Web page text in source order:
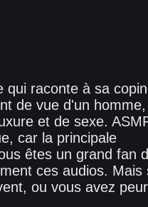
qui raconte à sa
de vue d'un
et de sexe.
car la principale
êtes un grand fan
ces audios. Mais
ou vous avez